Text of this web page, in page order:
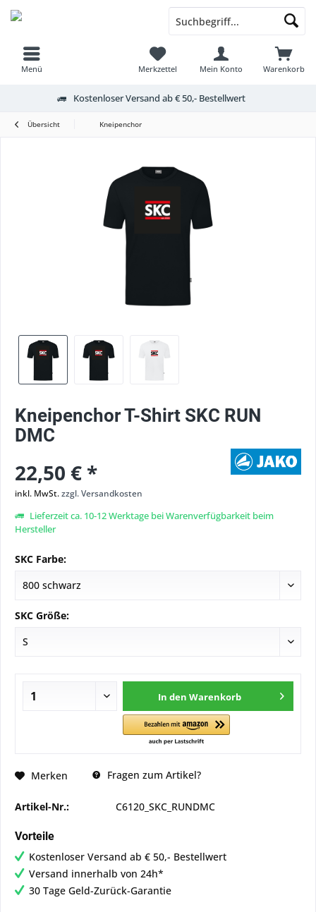
Menü Warenkorb
Merkzettel Mein Konto
Kostenloser Versand ab € 50,- Bestellwert
Übersicht Kneipenchor
Kneipenchor T-Shirt SKC RUN
DMC
22,50 € *
inkl. MwSt.zzgl. Versandkosten
Lieferzeit ca. 10-12 Werktage bei Warenverfügbarkeit beim
Hersteller
SKC Farbe:
SKC Größe:
In den Warenkorb
Merken Fragen zum Artikel?
Artikel-Nr.: C6120_SKC_RUNDMC
Vorteile
Kostenloser Versand ab € 50,- Bestellwert
Versand innerhalb von 24h*
30 Tage Geld-Zurück-Garantie